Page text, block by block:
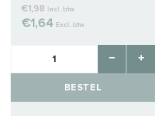
€1,98 Incl. btw
€1,64 Excl. btw
BESTEL